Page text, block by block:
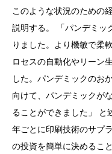
このような状況のための
説明する。 「パンデミッ
りました。より機敏で柔
ロセスの自動化やリーン
した。パンデミックのお
向けて、パンデミックが
ることができました」 と
年ごとに印刷技術のサプ
の投資を簡単に決めるこ